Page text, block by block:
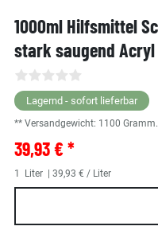
1000ml Hilfsmittel
stark saugend Acryl
Lagernd - sofort lieferbar
** Versandgewicht: 1100 Gramm.
39,93 € *
1 Liter | 39,93 € / Liter